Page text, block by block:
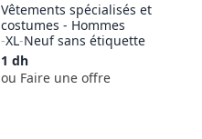
Vêtements spécialisés et
costumes - Hommes
-XL-Neuf sans étiquette
1 dh
ou Faire une offre